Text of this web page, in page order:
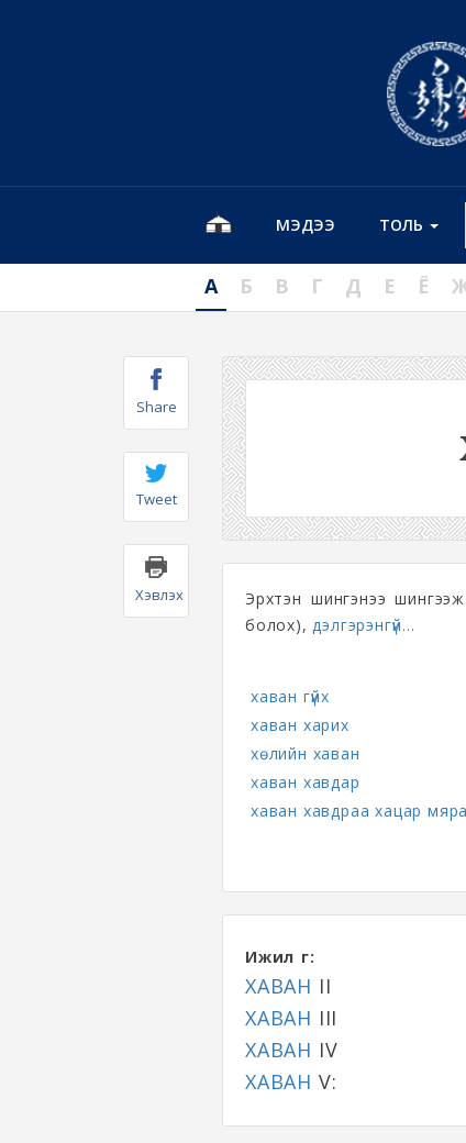
МЭДЭЭ ТОЛЬ
А Б В Г Д Е Ё
Share
Tweet
Хэвлэх Эрхтэн шингэнээ
болох),дэлгэрэнгүй...
хаван гүйх
хаван харих
хөлийн хаван
хаван хавдар
хаван хавдраа хацар
Ижил үг:
ХАВАН II
ХАВАН III
ХАВАН IV
ХАВАН V: